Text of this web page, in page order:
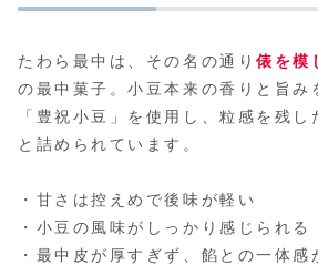
たわら最中は、その名の通り俵を模
の最中菓子。小豆本来の香りと旨み
「豊祝小豆」を使用し、粒感を残し
と詰められています。
・甘さは控えめで後味が軽い
・小豆の風味がしっかり感じられる
・最中皮が厚すぎず、餡との一体感